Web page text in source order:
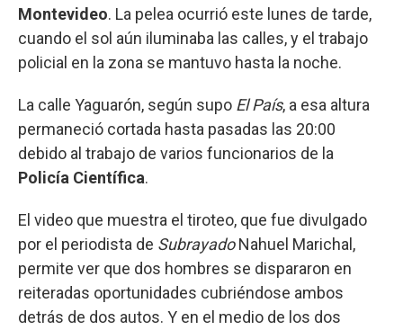
Montevideo. La pelea ocurrió este lunes de tarde,
cuando el sol aún iluminaba las calles, y el trabajo
policial en la zona se mantuvo hasta la noche.
La calle Yaguarón, según supo El País, a esa altura
permaneció cortada hasta pasadas las 20:00
debido al trabajo de varios funcionarios de la
Policía Científica.
El video que muestra el tiroteo, que fue divulgado
por el periodista de SubrayadoNahuel Marichal,
permite ver que dos hombres se dispararon en
reiteradas oportunidades cubriéndose ambos
detrás de dos autos. Y en el medio de los dos